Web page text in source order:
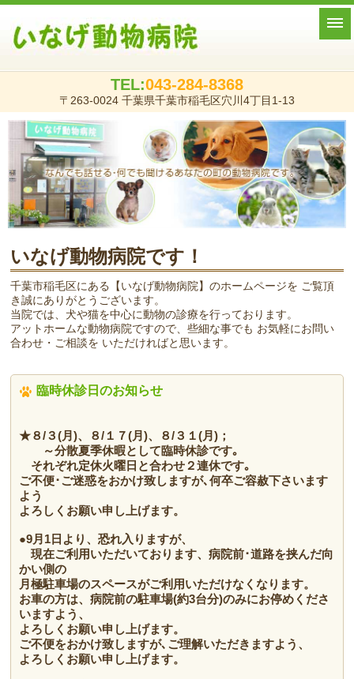
TEL:043-284-8368
〒263-0024 千葉県千葉市稲毛区穴川4丁目1-13
いなげ動物病院です！
千葉市稲毛区にある【いなげ動物病院】のホームページを ご覧頂
き誠にありがとうございます。
当院では、犬や猫を中心に動物の診療を行っております。
アットホームな動物病院ですので、些細な事でも お気軽にお問い
合わせ・ご相談を いただければと思います。
臨時休診日のお知らせ
★８/３(月)、８/１７(月)、８/３１(月) ；
～分散夏季休暇として臨時休診です｡
それぞれ定休火曜日と合わせ２連休です｡
ご不便･ご迷惑をおかけ致しますが､何卒ご容赦下さいます
よう
よろしくお願い申し上げます。
●9月1日より 、恐れ入りますが、
現在ご利用いただいております、病院前･道路を挟んだ向
かい側の
月極駐車場のスペースがご利用いただけなくなります。
お車の方は、病院前の駐車場(約3台分)のみにお停めくださ
いますよう、
よろしくお願い申し上げます。
ご不便をおかけ致しますが､ご理解いただきますよう、
よろしくお願い申し上げます。